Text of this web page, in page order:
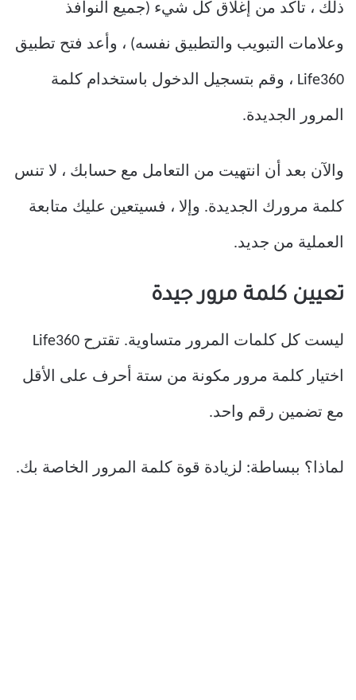
ذلك ، تأكد من إغلاق كل شيء (جميع النوافذ
وعلامات التبويب والتطبيق نفسه) ، وأعد فتح تطبيق
Life360 ، وقم بتسجيل الدخول باستخدام كلمة
المرور الجديدة.
والآن بعد أن انتهيت من التعامل مع حسابك ، لا تنس
كلمة مرورك الجديدة. وإلا ، فسيتعين عليك متابعة
العملية من جديد.
تعيين كلمة مرور جيدة
ليست كل كلمات المرور متساوية. تقترح Life360
اختيار كلمة مرور مكونة من ستة أحرف على الأقل
مع تضمين رقم واحد.
لماذا؟ ببساطة: لزيادة قوة كلمة المرور الخاصة بك.